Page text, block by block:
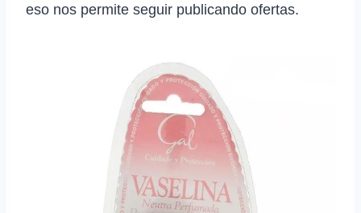
eso nos permite seguir publicando ofertas.